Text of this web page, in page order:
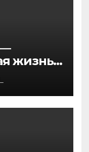
—
жизнь
—